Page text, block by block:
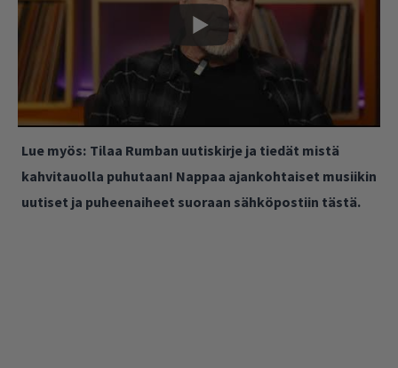
Lue myös: Tilaa Rumban uutiskirje ja tiedät mistä
kahvitauolla puhutaan! Nappaa ajankohtaiset musiikin
uutiset ja puheenaiheet suoraan sähköpostiin tästä.